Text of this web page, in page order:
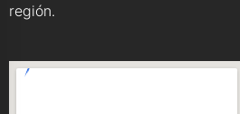
región.